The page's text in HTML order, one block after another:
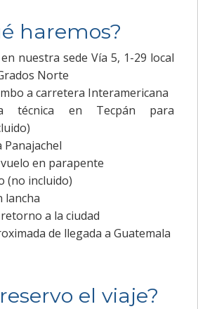
haremos?
nuestra sede Vía 5, 1-29 local
Norte
a carretera Interamericana
técnica en Tecpán para
Panajachel
en parapente
(no incluido)
lancha
a la ciudad
de llegada a Guatemala
el viaje?